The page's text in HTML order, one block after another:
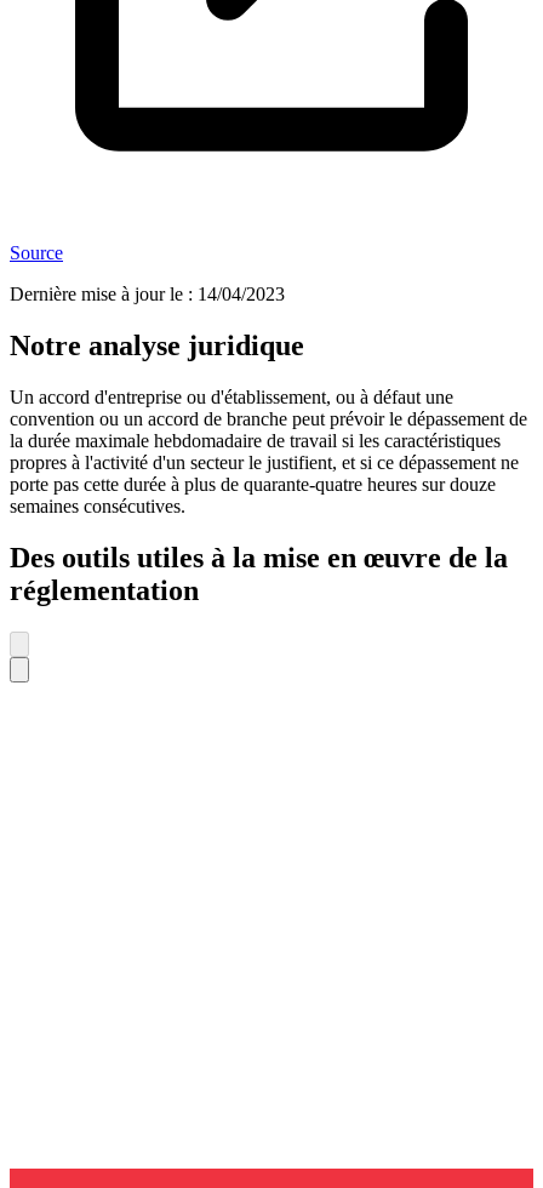
Source
Dernière mise à jour le : 14/04/2023
Notre analyse juridique
Un accord d'entreprise ou d'établissement, ou à défaut une
convention ou un accord de branche peut prévoir le dépassement de
la durée maximale hebdomadaire de travail si les caractéristiques
propres à l'activité d'un secteur le justifient, et si ce dépassement ne
porte pas cette durée à plus de quarante-quatre heures sur douze
semaines consécutives.
Des outils utiles à la mise en œuvre de la
réglementation